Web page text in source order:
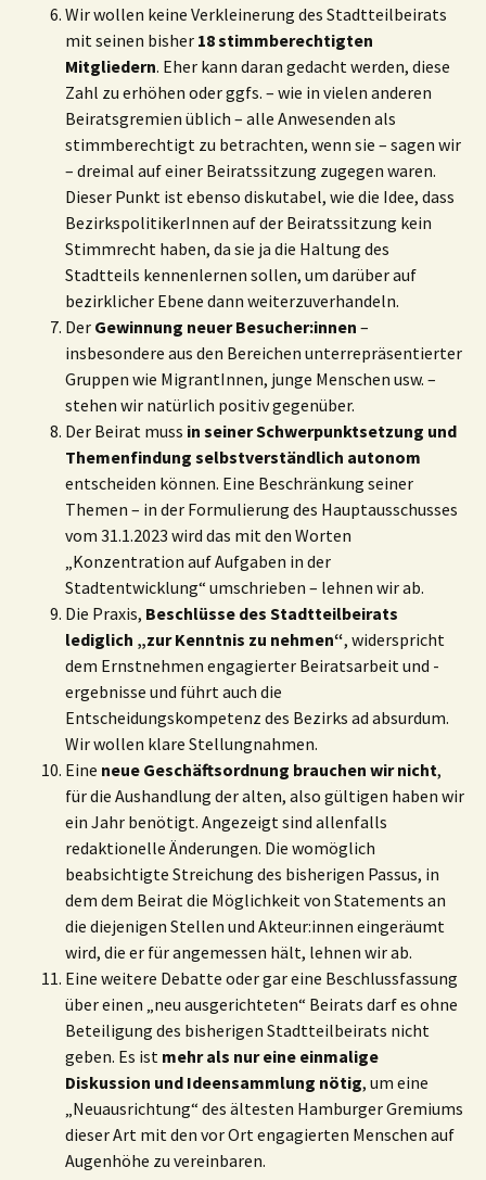
Wir wollen keine Verkleinerung des Stadtteilbeirats
mit seinen bisher 18 stimmberechtigten
Mitgliedern. Eher kann daran gedacht werden, diese
Zahl zu erhöhen oder ggfs. – wie in vielen anderen
Beiratsgremien üblich – alle Anwesenden als
stimmberechtigt zu betrachten, wenn sie – sagen wir
– dreimal auf einer Beiratssitzung zugegen waren.
Dieser Punkt ist ebenso diskutabel, wie die Idee, dass
BezirkspolitikerInnen auf der Beiratssitzung kein
Stimmrecht haben, da sie ja die Haltung des
Stadtteils kennenlernen sollen, um darüber auf
bezirklicher Ebene dann weiterzuverhandeln.
Der Gewinnung neuer Besucher:innen –
insbesondere aus den Bereichen unterrepräsentierter
Gruppen wie MigrantInnen, junge Menschen usw. –
stehen wir natürlich positiv gegenüber.
Der Beirat muss in seinerSchwerpunktsetzung und
Themenfindung selbstverständlich autonom
entscheiden können. Eine Beschränkung seiner
Themen – in der Formulierung des Hauptausschusses
vom 31.1.2023 wird das mit den Worten
„Konzentration auf Aufgaben in der
Stadtentwicklung“ umschrieben – lehnen wir ab.
Die Praxis, Beschlüsse des Stadtteilbeirats
lediglich „zur Kenntnis zu nehmen“, widerspricht
dem Ernstnehmen engagierter Beiratsarbeit und -
ergebnisse und führt auch die
Entscheidungskompetenz des Bezirks ad absurdum.
Wir wollen klare Stellungnahmen.
Eine neue Geschäftsordnung brauchen wir nicht,
für die Aushandlung der alten, also gültigen haben wir
ein Jahr benötigt. Angezeigt sind allenfalls
redaktionelle Änderungen. Die womöglich
beabsichtigte Streichung des bisherigen Passus, in
dem dem Beirat die Möglichkeit von Statements an
die diejenigen Stellen und Akteur:innen eingeräumt
wird, die er für angemessen hält, lehnen wir ab.
Eine weitere Debatte oder gar eine Beschlussfassung
über einen „neu ausgerichteten“ Beirats darf es ohne
Beteiligung des bisherigen Stadtteilbeirats nicht
geben. Es ist mehr als nur eine einmalige
Diskussion und Ideensammlung nötig, um eine
„Neuausrichtung“ des ältesten Hamburger Gremiums
dieser Art mit den vor Ort engagierten Menschen auf
Augenhöhe zu vereinbaren.